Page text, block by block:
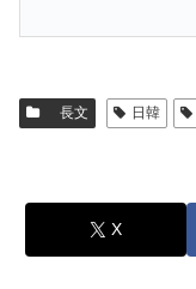
長文 日韓
X